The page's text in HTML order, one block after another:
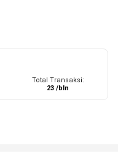
Total Transaksi:
23 /bln